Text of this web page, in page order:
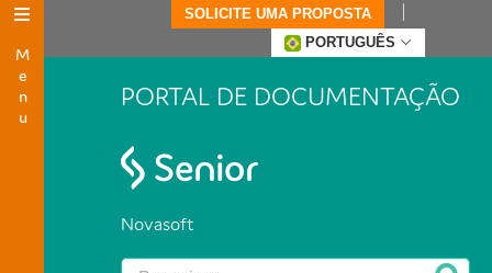
Menu
SOLICITE UMA PROPOSTA
PORTUGUÊS
PORTAL DE DOCUMENTAÇÃO
Novasoft